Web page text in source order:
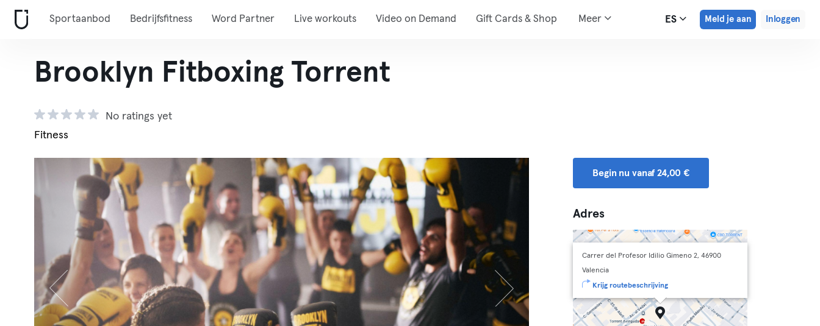
Sportaanbod Bedrijfsfitness Word Partner Live workouts Video on Demand Gift Cards & Shop Meer ES Meld je aan Inloggen
Brooklyn Fitboxing Torrent
No ratings yet
Fitness
Begin nu vanaf 24,00 €
Adres
Carrer del Profesor Idilio Gimeno 2, 46900
Valencia
Krijg routebeschrijving